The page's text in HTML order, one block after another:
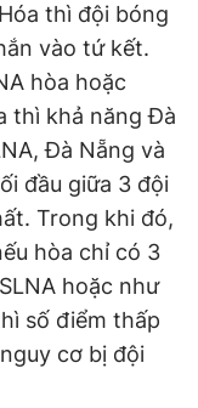
thì đội bóng
vào tứ kết.
hòa hoặc
thì khả năng Đà
Đà Nẵng và
đầu giữa 3 đội
Trong khi đó,
hòa chỉ có 3
hoặc như
số điểm thấp
cơ bị đội